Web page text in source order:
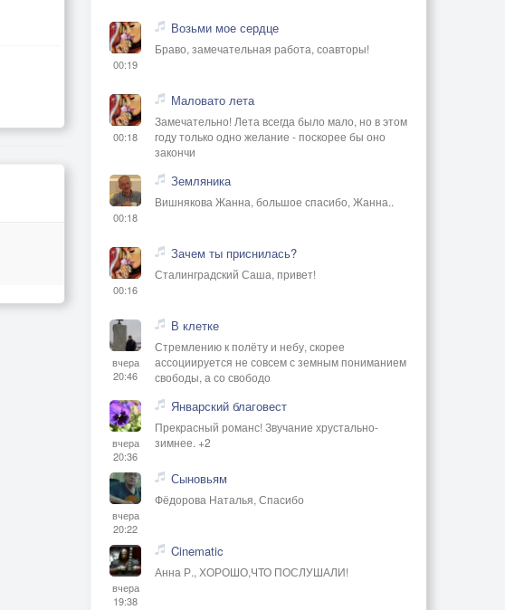
00:19
Возьми мое сердце
Браво, замечательная работа, соавторы!
00:18
Маловато лета
Замечательно! Лета всегда было мало, но в этом
году только одно желание - поскорее бы оно
закончи
00:18
Земляника
Вишнякова Жанна, большое спасибо, Жанна..
00:16
Зачем ты приснилась?
Сталинградский Саша, привет!
вчера
20:46
В клетке
Стремлению к полёту и небу, скорее
ассоциируется не совсем с земным пониманием
свободы, а со свободо
вчера
20:36
Январский благовест
Прекрасный романс! Звучание хрустально-
зимнее. +2
вчера
20:22
Сыновьям
Фёдорова Наталья, Спасибо
вчера
19:38
Cinematic
Анна Р., ХОРОШО,ЧТО ПОСЛУШАЛИ!